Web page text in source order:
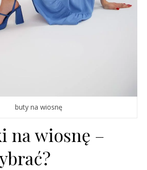
buty na wiosnę
na wiosnę –